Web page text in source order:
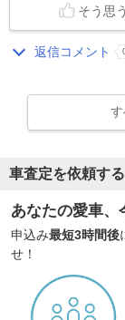
そう思
返信コメント
車査定を依頼する
あなたの愛車、
申込み最短3時間後
せ！